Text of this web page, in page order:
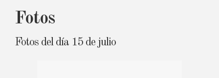
Fotos
Fotos del día 15 de julio